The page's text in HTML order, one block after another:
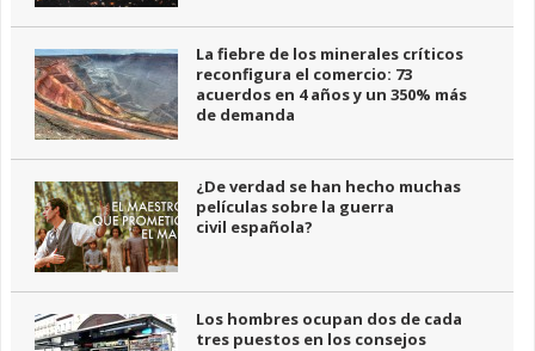
La fiebre de los minerales críticos
reconfigura el comercio: 73
acuerdos en 4 años y un 350% más
de demanda
¿De verdad se han hecho muchas
películas sobre la guerra
civil española?
Los hombres ocupan dos de cada
tres puestos en los consejos